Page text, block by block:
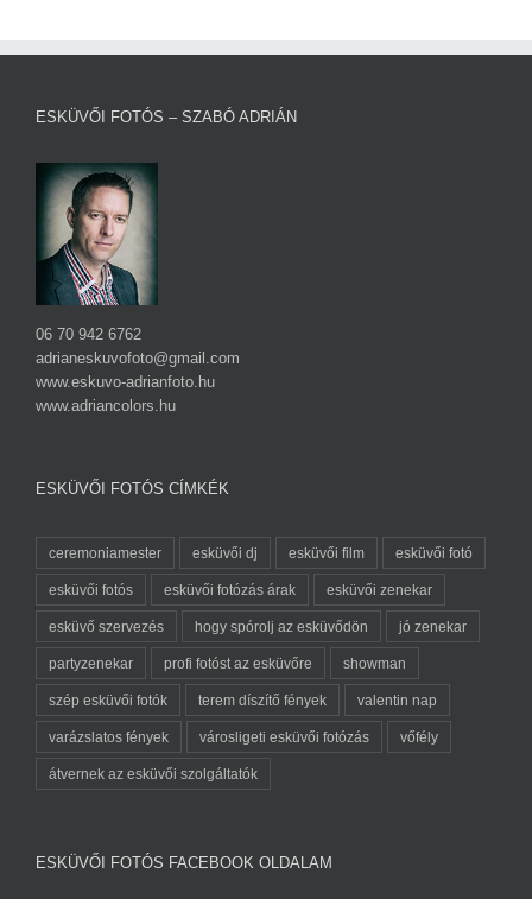
ESKÜVŐI FOTÓS – SZABÓ ADRIÁN
06 70 942 6762
adrianeskuvofoto@gmail.com
www.eskuvo-adrianfoto.hu
www.adriancolors.hu
ESKÜVŐI FOTÓS CÍMKÉK
ceremoniamester esküvői dj esküvői film esküvői fotó
esküvői fotós esküvői fotózás árak esküvői zenekar
esküvő szervezés hogy spórolj az esküvődön jó zenekar
partyzenekar profi fotóst az esküvőre showman
szép esküvői fotók terem díszítő fények valentin nap
varázslatos fények városligeti esküvői fotózás vőfély
átvernek az esküvői szolgáltatók
ESKÜVŐI FOTÓS FACEBOOK OLDALAM